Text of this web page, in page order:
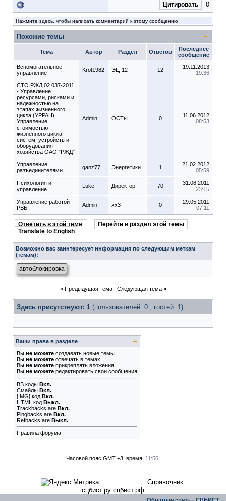
Цитировать 0
Нажмите здесь, чтобы написать комментарий к этому сообщению
Похожие темы
Тема Автор Раздел Ответов
Последнее
сообщение
Вспомогательное
управление
Krot1982 ЭЦ-12 12
19.11.2013
19:36
СТО РЖД 02.037-2011
- Управление
ресурсами, рисками и
надежностью на
этапах жизненного
цикла (УРРАН).
Управление
стоимостью
жизненного цикла
систем, устройств и
оборудования
хозяйства ОАО "РЖД"
Admin ОСТы 0
11.06.2012
08:53
Управление
разъединителями
ganz77 Энергетики 1
21.02.2012
05:59
Психология и
управление
Luke Директор 70
31.08.2011
23:15
Управление работой
РВБ
Admin xx3 0
29.05.2011
07:11
Ответить в этой теме
Перейти в раздел этой темы
Translate to English
Возможно вас заинтересует информация по следующим меткам
(темам):
автоблокировка
« Предыдущая тема| Следующая тема »
Здесь присутствуют: 1 (пользователей: 0 , гостей: 1)
Ваши права в разделе
Вы не можете создавать новые темы
Вы не можете отвечать в темах
Вы не можете прикреплять вложения
Вы не можете редактировать свои сообщения
BB коды Вкл.
Смайлы Вкл.
[IMG] код Вкл.
HTML код Выкл.
Trackbacks are Вкл.
Pingbacks are Вкл.
Refbacks are Выкл.
Правила форума
Часовой пояс GMT +3, время: 11:56
Справочник
сцбист.ру сцбист.рф